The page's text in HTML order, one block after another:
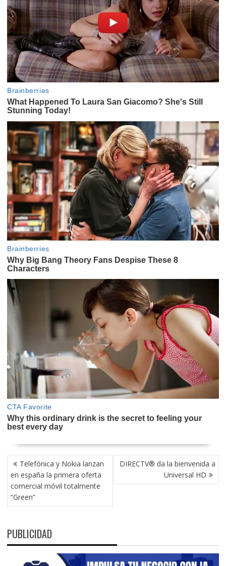
NAVEGACIÓN
DE
ENTRADAS
Telefónica y Nokia lanzan
en españa la primera oferta
comercial móvil totalmente
“Green”
DIRECTV® da la bienvenida a
Universal HD
PUBLICIDAD